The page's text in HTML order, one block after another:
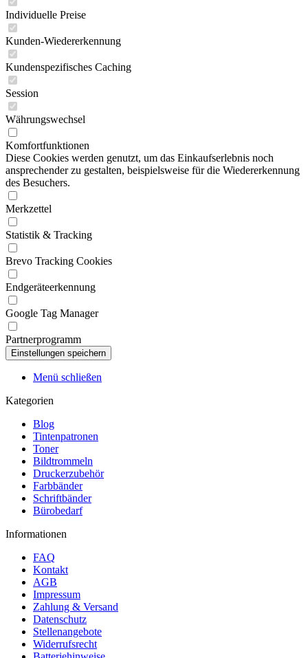
Individuelle Preise
Kunden-Wiedererkennung
Kundenspezifisches Caching
Session
Währungswechsel
Komfortfunktionen
Diese Cookies werden genutzt, um das Einkaufserlebnis noch
ansprechender zu gestalten, beispielsweise für die Wiedererkennung
des Besuchers.
Merkzettel
Statistik & Tracking
Brevo Tracking Cookies
Endgeräteerkennung
Google Tag Manager
Partnerprogramm
Menü schließen
Kategorien
Blog
Tintenpatronen
Toner
Bildtrommeln
Druckerzubehör
Farbbänder
Schriftbänder
Bürobedarf
Informationen
FAQ
Kontakt
AGB
Impressum
Zahlung & Versand
Datenschutz
Stellenangebote
Widerrufsrecht